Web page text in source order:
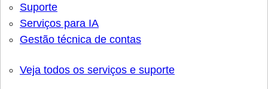
Suporte
Serviços para IA
Gestão técnica de contas
Veja todos os serviços e suporte